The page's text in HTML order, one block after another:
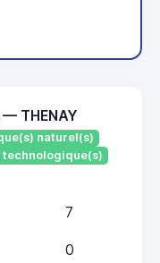
THENAY
naturel(s)
technologique(s)
7
0